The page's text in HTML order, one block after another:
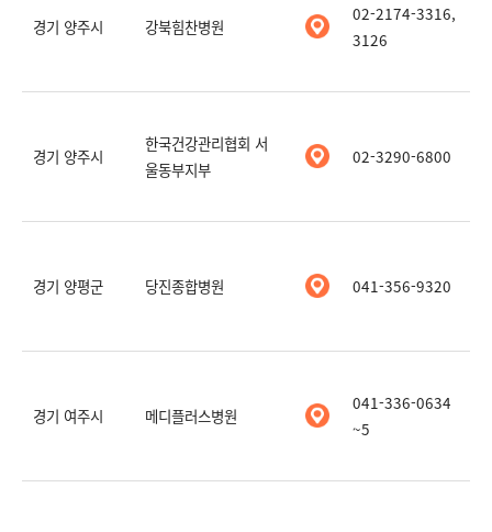
경기 양주시 강북힘찬병원
02-2174-3316,
3126
경기 양주시
한국건강관리협회 서
울동부지부
02-3290-6800
경기 양평군 당진종합병원 041-356-9320
경기 여주시 메디플러스병원
041-336-0634
~5